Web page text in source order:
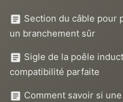
Section du câble pour
un branchement sûr
Sigle de la poêle
compatibilité parfaite
Comment savoir si